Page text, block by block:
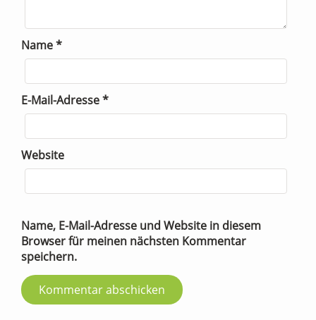
Name*
E-Mail-Adresse*
Website
Name, E-Mail-Adresse und Website in diesem
Browser für meinen nächsten Kommentar
speichern.